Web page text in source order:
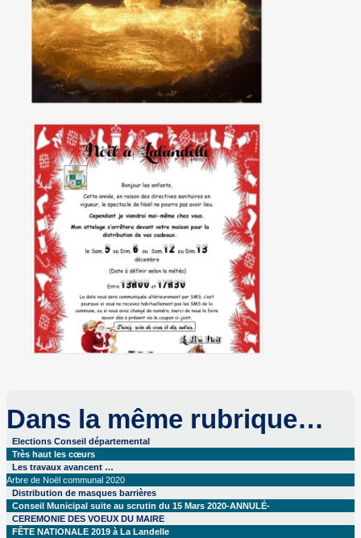
Dans la même rubrique…
Elections Conseil départemental
Très haut les cœurs
Les travaux avancent …
Arbre de Noël communal 2020
Distribution de masques barrières
Conseil Municipal suite au scrutin du 15 Mars 2020-ANNULÉ-
CEREMONIE DES VOEUX DU MAIRE
FÊTE NATIONALE 2019 à La Landelle